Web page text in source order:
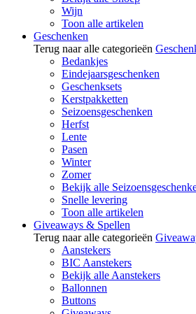
Wijn
Toon alle artikelen
Geschenken
Terug naar alle categorieën
Bedankjes
Eindejaarsgeschenken
Geschenksets
Kerstpakketten
Seizoensgeschenken
Herfst
Lente
Pasen
Winter
Zomer
Bekijk alle
Snelle levering
Toon alle artikelen
Giveaways & Spellen
Terug naar alle categorieën
Aanstekers
BIC Aanstekers
Bekijk alle Aanstekers
Ballonnen
Buttons